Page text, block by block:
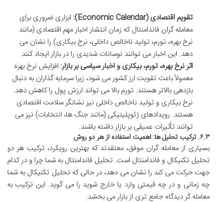
تقویم اقتصادی (Economic Calendar):
ابزاری ضروری برای
معامله گران فاندامنتال که زمان انتشار اخبار مهم اقتصادی (مانند
نرخ بهره، تورم، تولید ناخالص داخلی، نرخ بیکاری) را نشان می
دهد. این اخبار می توانند نوسانات شدیدی را در بازار ایجاد کنند.
اثر نرخ بهره، تورم، بیکاری و اخبار سیاسی بر بازار: افزایش نرخ بهره
معمولاً باعث تقویت ارز کشور می شود، زیرا سرمایه گذاران به دنبال
بازدهی بالاتر هستند. تورم بالا می تواند ارزش پول را کاهش دهد.
نرخ بیکاری و تولید ناخالص داخلی نیز نشانگر سلامت اقتصادی
هستند. رویدادهای ژئوپلیتیکی (مانند جنگ ها، انتخابات) نیز می
توانند تأثیرات عمیقی بر بازار داشته باشند.
۶.۳. ترکیب تحلیل ها: اهمیت استفاده از هر دو روش
بسیاری از معامله گران موفق، معتقدند که بهترین رویکرد، ترکیب هر دو
تحلیل تکنیکال و فاندامنتال است. تحلیل فاندامنتال به شما چرا و در کدام
جهت حرکت می کند را نشان می دهد، در حالی که تحلیل تکنیکال به شما
چه زمانی و در چه قیمتی وارد یا خارج شوید را می گوید. این ترکیب به
معامله گر دیدگاه جامع تری از بازار می بخشد.